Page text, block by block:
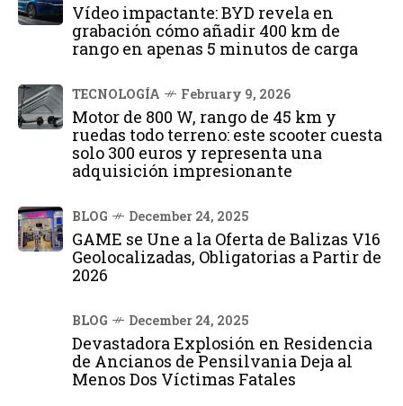
Vídeo impactante: BYD revela en
grabación cómo añadir 400 km de
rango en apenas 5 minutos de carga
TECNOLOGÍA February 9, 2026
Motor de 800 W, rango de 45 km y
ruedas todo terreno: este scooter cuesta
solo 300 euros y representa una
adquisición impresionante
BLOG December 24, 2025
GAME se Une a la Oferta de Balizas V16
Geolocalizadas, Obligatorias a Partir de
2026
BLOG December 24, 2025
Devastadora Explosión en Residencia
de Ancianos de Pensilvania Deja al
Menos Dos Víctimas Fatales